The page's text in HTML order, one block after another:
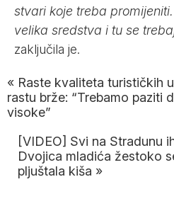
stvari koje treba
velika sredstva i tu se
zaključila je.
« Raste kvaliteta turističkih
rastu brže: “Trebamo paziti
visoke”
[VIDEO] Svi na Stradunu
Dvojica mladića žestoko
pljuštala kiša »